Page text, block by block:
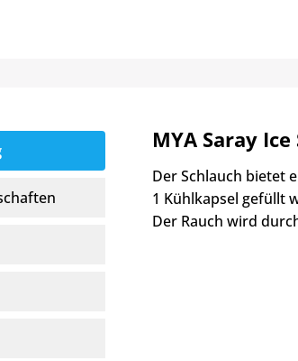
MYA Saray
Der Schlauch bietet
1 Kühlkapsel gefüllt
Der Rauch wird